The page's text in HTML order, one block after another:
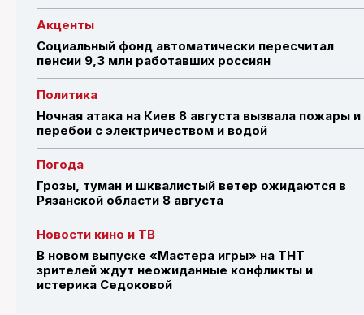
Акценты
Социальный фонд автоматически пересчитал
пенсии 9,3 млн работавших россиян
Политика
Ночная атака на Киев 8 августа вызвала пожары и
перебои с электричеством и водой
Погода
Грозы, туман и шквалистый ветер ожидаются в
Рязанской области 8 августа
Новости кино и ТВ
В новом выпуске «Мастера игры» на ТНТ
зрителей ждут неожиданные конфликты и
истерика Седоковой